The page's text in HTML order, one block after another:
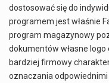
dostosować się do
programem jest właśnie
program magazynowy
dokumentów własne
bardziej firmowy
oznaczania